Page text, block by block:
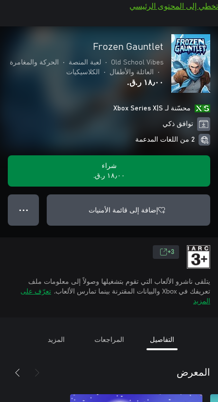
تخطي إلى المحتوى الرئيسي
Frozen Gauntlet
Old School Vibes
• لعبة المنصة •
الحركة والمغامرة
•
العائلة والأطفال • الكلاسيكيات
١٨٫٠٠ ر.ق.‏
محسّنة لـ Xbox Series X|S
توافق ذكي
2 من اللغات المدعمة
شراء
١٨٫٠٠ ر.ق.‏
إضافة إلى قائمة الأمنيات ● ● ●
3+
يتلقى ناشرو الألعاب التي تقوم بتشغيلها وصولاً إلى معلومات ملف
تعريفك في Xbox والبيانات المقترنة بينما تمارس الألعاب.
تعرّف على
المزيد
التفاصيل المراجعات المزيد
المعرض